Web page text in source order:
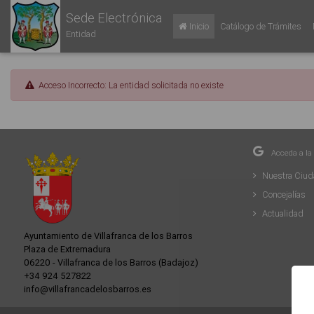
Sede Electrónica
Entidad
Inicio Catálogo de Trámites
Acceso Incorrecto: La entidad solicitada no existe
Ayuntamiento de Villafranca de los Barros
Plaza de Extremadura
06220 - Villafranca de los Barros (Badajoz)
+34 924 527822
info@villafrancadelosbarros.es
Acceda a
Nuestra
Concejalías
Actualidad